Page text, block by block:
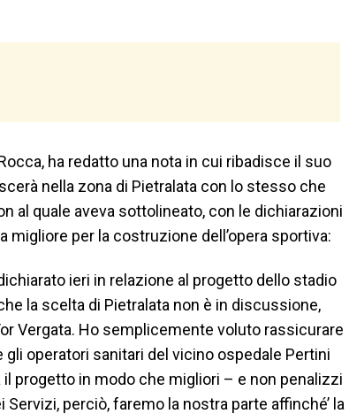
ha redatto una nota in cui ribadisce il suo
nella zona di Pietralata con lo stesso che
al quale aveva sottolineato, con le dichiarazioni
migliore per la costruzione dell’opera sportiva:
ieri in relazione al progetto dello stadio
la scelta di Pietralata non è in discussione,
Vergata. Ho semplicemente voluto rassicurare
operatori sanitari del vicino ospedale Pertini
progetto in modo che migliori – e non penalizzi
perciò, faremo la nostra parte affinché’ la